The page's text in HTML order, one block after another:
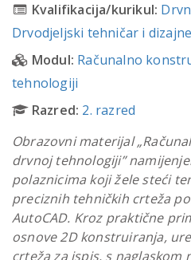
Kvalifikacija/kurikul:
Drvodjeljski tehničar i
Modul: Računalno
tehnologiji
Razred: 2. razred
Obrazovni materijal
drvnoj tehnologiji”
polaznicima koji žele steći
preciznih tehničkih crteža
AutoCAD. Kroz praktične
osnove 2D konstruiranja,
crteža za ispis, s